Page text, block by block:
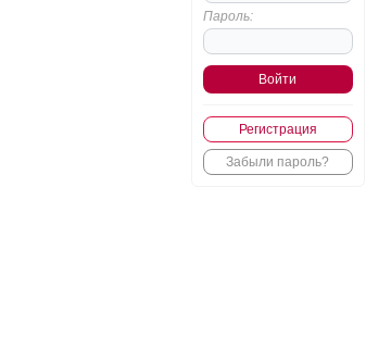
Пароль:
Регистрация
Забыли пароль?